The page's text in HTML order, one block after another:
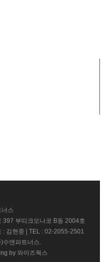
스
397 부띠크모나코 B동 2004호
: 김현중 | TEL : 02-2055-2501
수앤파트너스.
by 와이즈웍스